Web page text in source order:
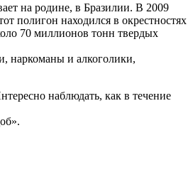
на родине, в Бразилии. В 2009
полигон находился в окрестностях
70 миллионов тонн твердых
наркоманы и алкоголики,
наблюдать, как в течение